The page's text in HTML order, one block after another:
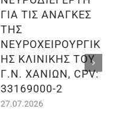
ΓΙΑ ΤΙΣ ΑΝΑΓΚΕΣ
ΤΗΣ
ΝΕΥΡΟΧΕΙΡΟΥΡΓΙΚ
ΗΣ ΚΛΙΝΙΚΗΣ ΤΟΥ
Γ.Ν. ΧΑΝΙΩΝ, CPV:
33169000-2
27.07.2026